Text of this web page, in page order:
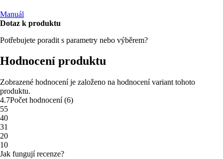
Manuál
Dotaz k produktu
Potřebujete poradit s parametry nebo výběrem?
Hodnocení produktu
Zobrazené hodnocení je založeno na hodnocení variant tohoto
produktu.
4.7Počet hodnocení(6)
55
40
31
20
10
Jak fungují recenze?